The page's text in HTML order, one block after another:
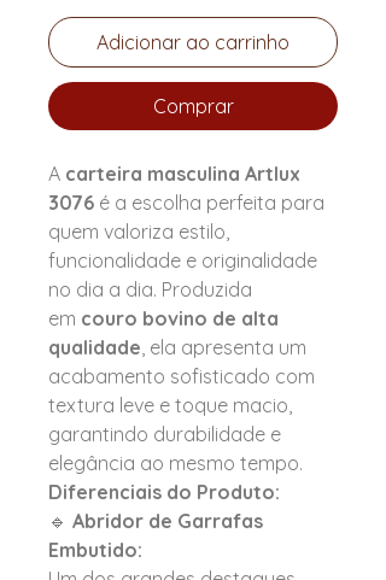
Adicionar ao carrinho
Comprar
A carteira masculina Artlux
3076 é a escolha perfeita para
quem valoriza estilo,
funcionalidade e originalidade
no dia a dia. Produzida
em couro bovino de alta
qualidade , ela apresenta um
acabamento sofisticado com
textura leve e toque macio,
garantindo durabilidade e
elegância ao mesmo tempo.
Diferenciais do Produto:
🔹 Abridor de Garrafas
Embutido: